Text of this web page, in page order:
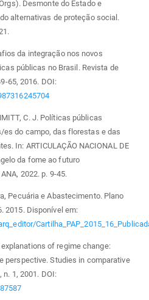
Desmonte do Estado e
alternativas de proteção social.
da integração nos novos
públicas no Brasil. Revista de
65, 2016. DOI:
C. J. Políticas públicas
do campo, das florestas e das
In: ARTICULAÇÃO NACIONAL DE
da fome ao futuro
2022. p. 9-45.
Pecuária e Abastecimento. Plano
2015. Disponível em:
of regime change:
perspective. Studies in comparative
n. 1, 2001. DOI: